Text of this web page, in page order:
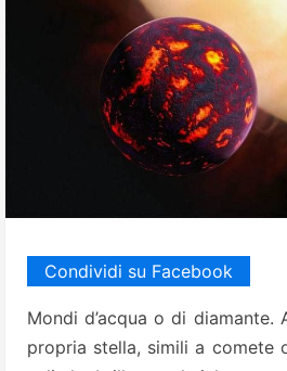
Condividi su Facebook
Mondi d’acqua o di
propria stella, simili a comete